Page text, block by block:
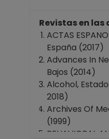
Revistas en
ACTAS
España (2017)
Advances In
Bajos (2014)
Alcohol,
2018)
Archives Of
(1999)
BEHAVIORAL